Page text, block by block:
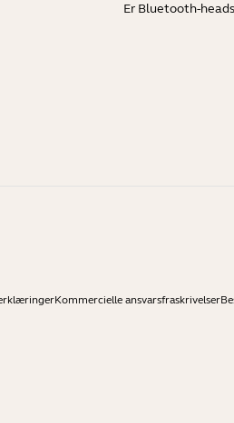
Er Bluetooth-
Kommercielle ansvarsfraskrivelser